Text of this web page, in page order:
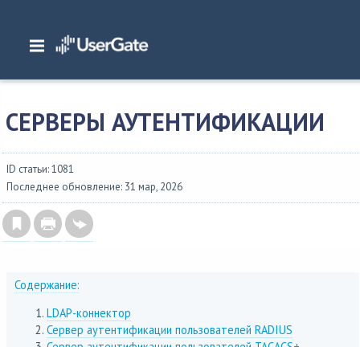
Главная/ Документация/NGFW
Пользователи и устройства
СЕРВЕРЫ АУТЕНТИФИКАЦИИ
ID статьи: 1081
Последнее обновление: 31 мар, 2026
Содержание:
LDAP-коннектор
Сервер аутентификации пользователей RADIUS